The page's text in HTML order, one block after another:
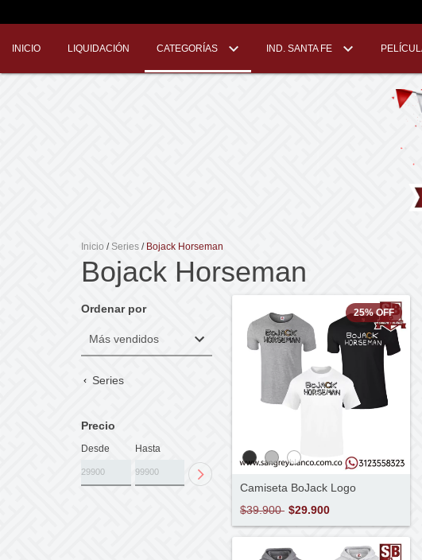
INICIO LIQUIDACIÓN CATEGORÍAS IND. SANTA FE
Inicio / Series / Bojack Horseman
Bojack Horseman
Ordenar por
Series
Precio
Desde Hasta
25%OFF
Camiseta BoJack Logo
$39.900 $29.900